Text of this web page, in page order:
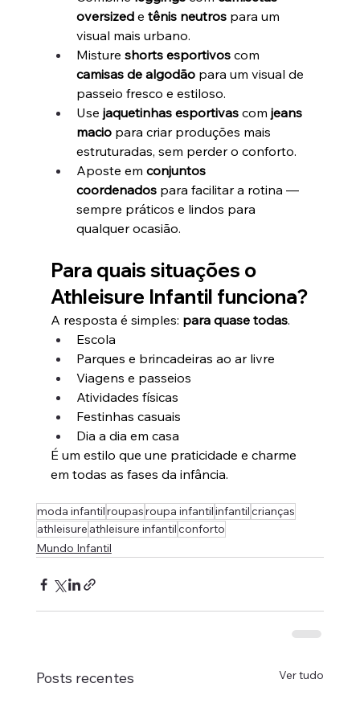
oversized e tênis neutros para um
visual mais urbano.
Misture shorts esportivos com
camisas de algodão para um visual de
passeio fresco e estiloso.
Use jaquetinhas esportivas com jeans
macio para criar produções mais
estruturadas, sem perder o conforto.
Aposte em conjuntos
coordenados para facilitar a rotina —
sempre práticos e lindos para
qualquer ocasião.
Para quais situações o
Athleisure Infantil funciona?
A resposta é simples: para quase todas.
Escola
Parques e brincadeiras ao ar livre
Viagens e passeios
Atividades físicas
Festinhas casuais
Dia a dia em casa
É um estilo que une praticidade e charme
em todas as fases da infância.
moda infantilroupasroupa infantilinfantilcrianças
athleisure athleisure infantilconforto
Mundo Infantil
Posts recentes Ver tudo